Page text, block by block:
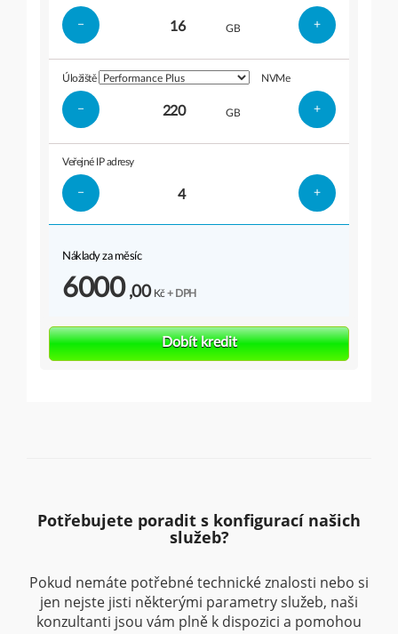
Potřebujete poradit s konfigurací našich
služeb?
Pokud nemáte potřebné technické znalosti nebo si
jen nejste jisti některými parametry služeb, naši
konzultanti jsou vám plně k dispozici a pomohou